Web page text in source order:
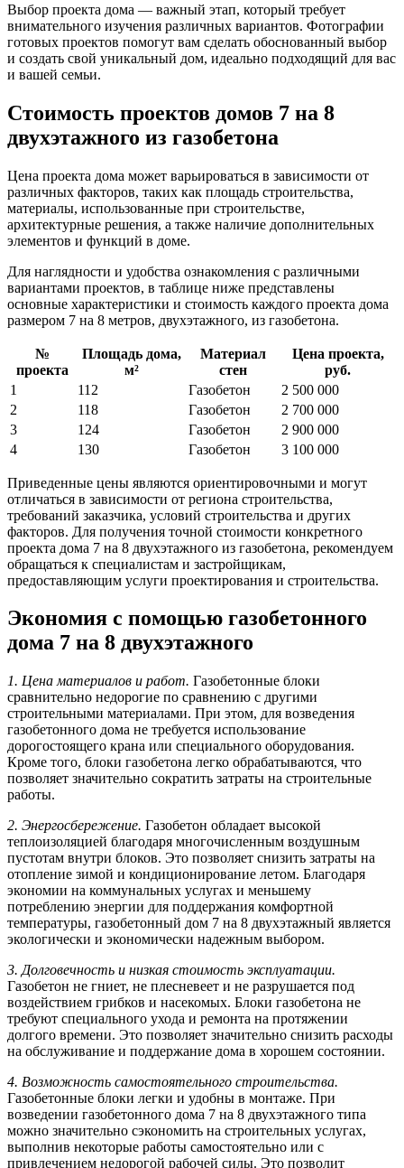
Выбор проекта дома — важный этап, который требует
внимательного изучения различных вариантов. Фотографии
готовых проектов помогут вам сделать обоснованный выбор
и создать свой уникальный дом, идеально подходящий для вас
и вашей семьи.
Стоимость проектов домов 7 на 8
двухэтажного из газобетона
Цена проекта дома может варьироваться в зависимости от
различных факторов, таких как площадь строительства,
материалы, использованные при строительстве,
архитектурные решения, а также наличие дополнительных
элементов и функций в доме.
Для наглядности и удобства ознакомления с различными
вариантами проектов, в таблице ниже представлены
основные характеристики и стоимость каждого проекта дома
размером 7 на 8 метров, двухэтажного, из газобетона.
№
проекта
Площадь дома,
м²
Материал
стен
Цена проекта,
руб.
1
112 Газобетон
2 500 000
2
118 Газобетон
2 700 000
3
124 Газобетон
2 900 000
4
130 Газобетон 3 100 000
Приведенные цены являются ориентировочными и могут
отличаться в зависимости от региона строительства,
требований заказчика, условий строительства и других
факторов. Для получения точной стоимости конкретного
проекта дома 7 на 8 двухэтажного из газобетона, рекомендуем
обращаться к специалистам и застройщикам,
предоставляющим услуги проектирования и строительства.
Экономия с помощью газобетонного
дома 7 на 8 двухэтажного
1. Цена материалов и работ. Газобетонные блоки
сравнительно недорогие по сравнению с другими
строительными материалами. При этом, для возведения
газобетонного дома не требуется использование
дорогостоящего крана или специального оборудования.
Кроме того, блоки газобетона легко обрабатываются, что
позволяет значительно сократить затраты на строительные
работы.
2. Энергосбережение. Газобетон обладает высокой
теплоизоляцией благодаря многочисленным воздушным
пустотам внутри блоков. Это позволяет снизить затраты на
отопление зимой и кондиционирование летом. Благодаря
экономии на коммунальных услугах и меньшему
потреблению энергии для поддержания комфортной
температуры, газобетонный дом 7 на 8 двухэтажный является
экологически и экономически надежным выбором.
3. Долговечность и низкая стоимость эксплуатации.
Газобетон не гниет, не плесневеет и не разрушается под
воздействием грибков и насекомых. Блоки газобетона не
требуют специального ухода и ремонта на протяжении
долгого времени. Это позволяет значительно снизить расходы
на обслуживание и поддержание дома в хорошем состоянии.
4. Возможность самостоятельного строительства.
Газобетонные блоки легки и удобны в монтаже. При
возведении газобетонного дома 7 на 8 двухэтажного типа
можно значительно сэкономить на строительных услугах,
выполнив некоторые работы самостоятельно или с
привлечением недорогой рабочей силы. Это позволит